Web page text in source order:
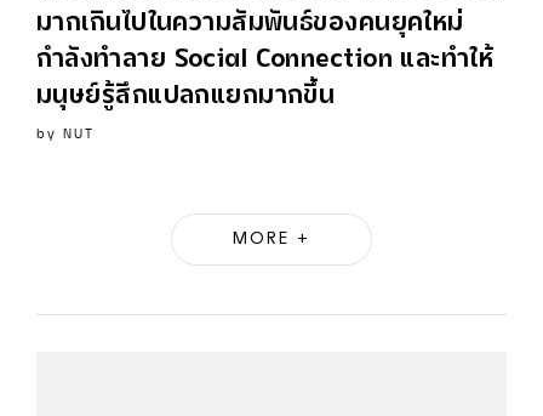
มากเกินไปในความสัมพันธ์ของคนยุคใหม่
กำลังทำลาย Social Connection และทำให้
มนุษย์รู้สึกแปลกแยกมากขึ้น
by NUT
MORE +